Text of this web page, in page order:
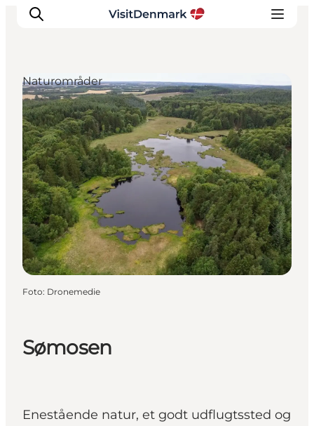
Inspiration
Destinationer
Oplevelser
Overnatning
Planlæg ferien
Sømosen
Enestående natur, et godt udflugtssted og
Naturområder
Foto: Dronemedie